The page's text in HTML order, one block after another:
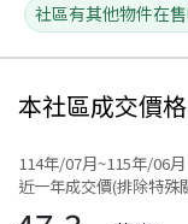
社區有其他物件在售
本社區成交價格
114年/07月~115年/06月
近一年成交價(排除特殊